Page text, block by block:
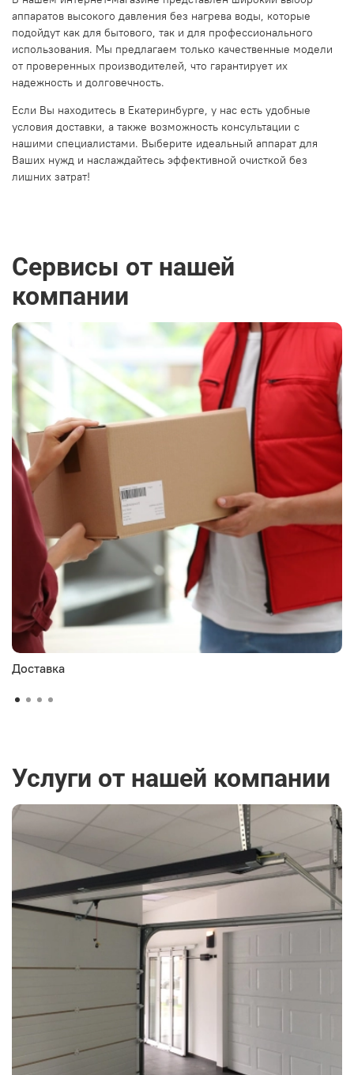
аппаратов высокого давления без нагрева воды, которые
подойдут как для бытового, так и для профессионального
использования. Мы предлагаем только качественные модели
от проверенных производителей, что гарантирует их
надежность и долговечность.
Если Вы находитесь в Екатеринбурге, у нас есть удобные
условия доставки, а также возможность консультации с
нашими специалистами. Выберите идеальный аппарат для
Ваших нужд и наслаждайтесь эффективной очисткой без
лишних затрат!
Сервисы от нашей
компании
Доставка
Услуги от нашей компании